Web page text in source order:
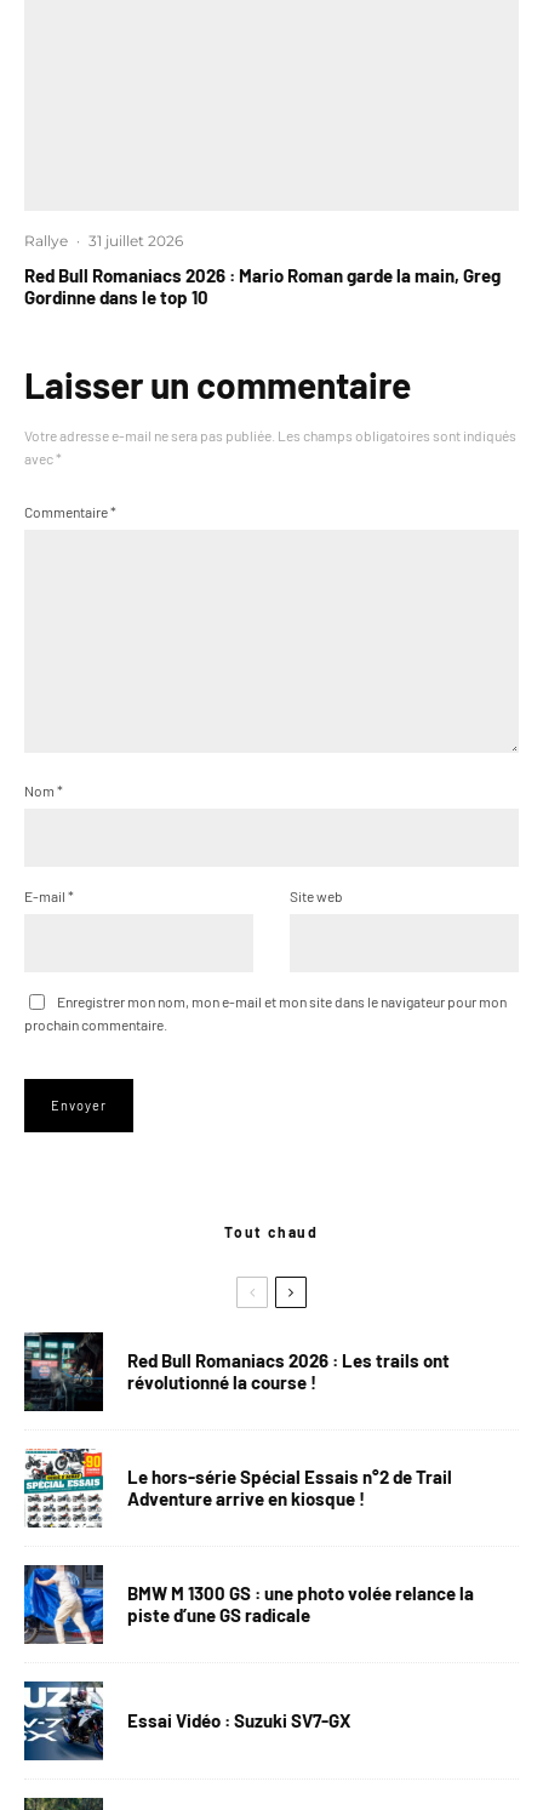
Rallye · 31 juillet 2026
Red Bull Romaniacs 2026 : Mario Roman garde la main, Greg
Gordinne dans le top 10
Laisser un commentaire
Votre adresse e-mail ne sera pas publiée. Les champs obligatoires sont indiqués
avec *
Commentaire*
Nom *
E-mail * Site web
Enregistrer mon nom, mon e-mail et mon site dans le navigateur pour mon
prochain commentaire.
Tout chaud
Red Bull Romaniacs 2026 : Les trails ont
révolutionné la course !
Le hors-série Spécial Essais n°2 de Trail
Adventure arrive en kiosque !
BMW M 1300 GS : une photo volée relance la
piste d’une GS radicale
Essai Vidéo : Suzuki SV7-GX